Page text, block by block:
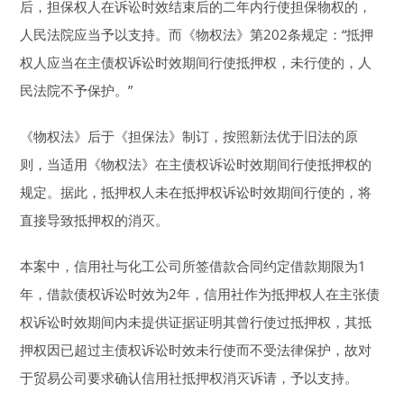
后，担保权人在诉讼时效结束后的二年内行使担保物权的，
人民法院应当予以支持。而《物权法》第202条规定：“抵押
权人应当在主债权诉讼时效期间行使抵押权，未行使的，人
民法院不予保护。”
《物权法》后于《担保法》制订，按照新法优于旧法的原
则，当适用《物权法》在主债权诉讼时效期间行使抵押权的
规定。据此，抵押权人未在抵押权诉讼时效期间行使的，将
直接导致抵押权的消灭。
本案中，信用社与化工公司所签借款合同约定借款期限为1
年，借款债权诉讼时效为2年，信用社作为抵押权人在主张债
权诉讼时效期间内未提供证据证明其曾行使过抵押权，其抵
押权因已超过主债权诉讼时效未行使而不受法律保护，故对
于贸易公司要求确认信用社抵押权消灭诉请，予以支持。